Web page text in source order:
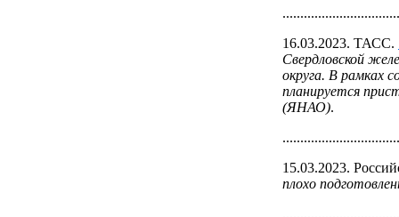
16.03.2023. ТАСС.
Свердловской
округа. В рамках
планируется
(ЯНАО).
15.03.2023.
плохо